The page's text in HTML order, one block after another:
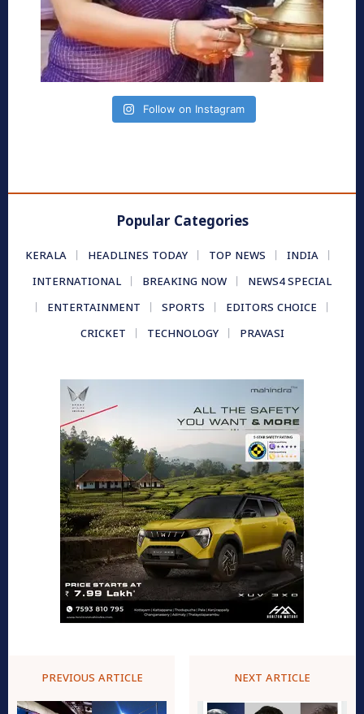
Follow on Instagram
Popular Categories
KERALA HEADLINES TODAY TOP NEWS
INDIA
INTERNATIONAL
BREAKING NOW
NEWS4 SPECIAL
ENTERTAINMENT
SPORTS
EDITORS CHOICE
CRICKET
TECHNOLOGY PRAVASI
PREVIOUS ARTICLE NEXT ARTICLE